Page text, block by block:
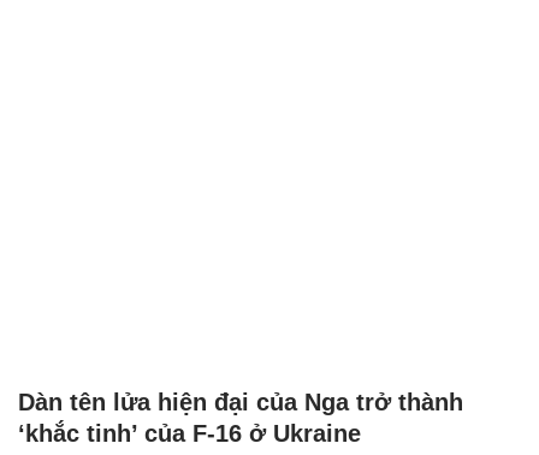
Dàn tên lửa hiện đại của Nga trở thành
‘khắc tinh’ của F-16 ở Ukraine